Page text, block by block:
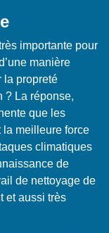
importante pour
manière
la propreté
? La réponse,
que les
la meilleure force
climatiques
de
de nettoyage de
et aussi très